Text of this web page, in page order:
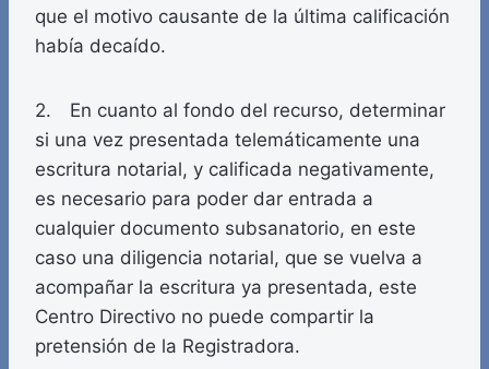
que el motivo causante de la última calificación
había decaído.
2. En cuanto al fondo del recurso, determinar
si una vez presentada telemáticamente una
escritura notarial, y calificada negativamente,
es necesario para poder dar entrada a
cualquier documento subsanatorio, en este
caso una diligencia notarial, que se vuelva a
acompañar la escritura ya presentada, este
Centro Directivo no puede compartir la
pretensión de la Registradora.